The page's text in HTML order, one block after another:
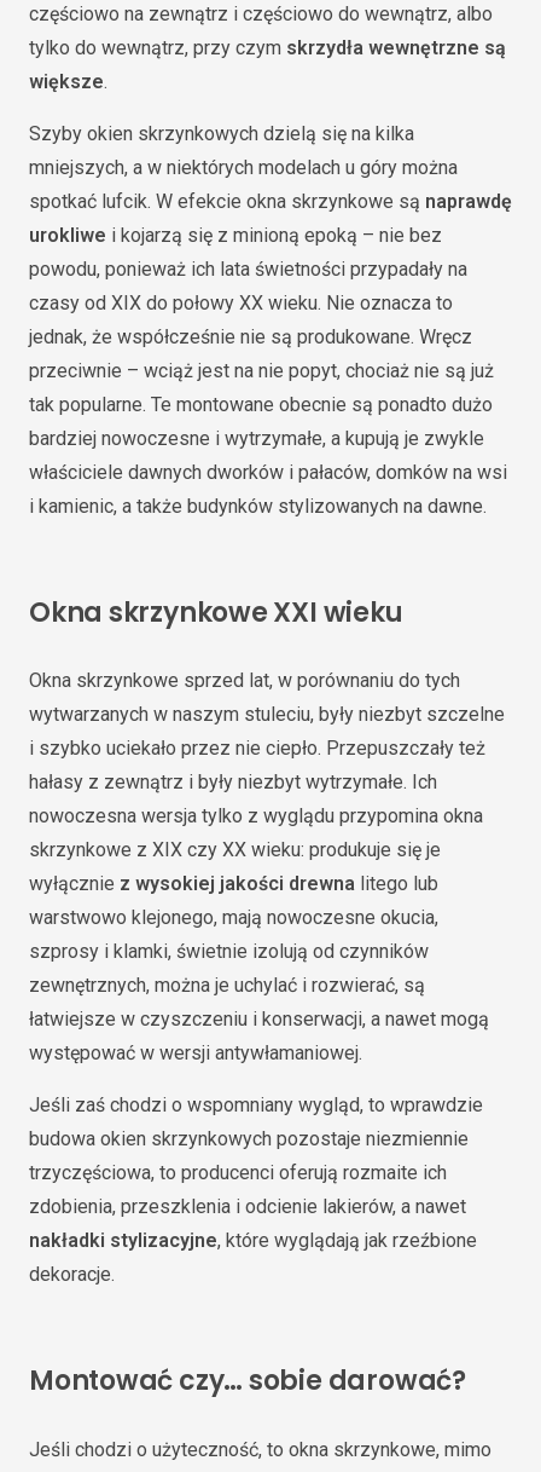
częściowo na zewnątrz i częściowo do wewnątrz, albo
tylko do wewnątrz, przy czym skrzydła wewnętrzne są
większe.
Szyby okien skrzynkowych dzielą się na kilka
mniejszych, a w niektórych modelach u góry można
spotkać lufcik. W efekcie okna skrzynkowe są naprawdę
urokliwe i kojarzą się z minioną epoką – nie bez
powodu, ponieważ ich lata świetności przypadały na
czasy od XIX do połowy XX wieku. Nie oznacza to
jednak, że współcześnie nie są produkowane. Wręcz
przeciwnie – wciąż jest na nie popyt, chociaż nie są już
tak popularne. Te montowane obecnie są ponadto dużo
bardziej nowoczesne i wytrzymałe, a kupują je zwykle
właściciele dawnych dworków i pałaców, domków na wsi
i kamienic, a także budynków stylizowanych na dawne.
Okna skrzynkowe XXI wieku
Okna skrzynkowe sprzed lat, w porównaniu do tych
wytwarzanych w naszym stuleciu, były niezbyt szczelne
i szybko uciekało przez nie ciepło. Przepuszczały też
hałasy z zewnątrz i były niezbyt wytrzymałe. Ich
nowoczesna wersja tylko z wyglądu przypomina okna
skrzynkowe z XIX czy XX wieku: produkuje się je
wyłącznie z wysokiej jakości drewna litego lub
warstwowo klejonego, mają nowoczesne okucia,
szprosy i klamki, świetnie izolują od czynników
zewnętrznych, można je uchylać i rozwierać, są
łatwiejsze w czyszczeniu i konserwacji, a nawet mogą
występować w wersji antywłamaniowej.
Jeśli zaś chodzi o wspomniany wygląd, to wprawdzie
budowa okien skrzynkowych pozostaje niezmiennie
trzyczęściowa, to producenci oferują rozmaite ich
zdobienia, przeszklenia i odcienie lakierów, a nawet
nakładki stylizacyjne, które wyglądają jak rzeźbione
dekoracje.
Montować czy… sobie darować?
Jeśli chodzi o użyteczność, to okna skrzynkowe, mimo